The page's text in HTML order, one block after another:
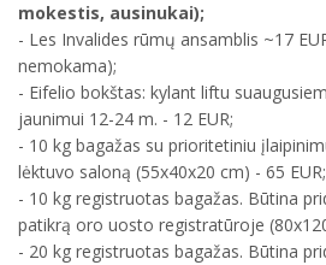
mokestis, ausinukai);
- Les Invalides rūmų ansamblis ~17
nemokama);
- Eifelio bokštas: kylant liftu
jaunimui 12-24 m. - 12 EUR;
- 10 kg bagažas su prioritetiniu
lėktuvo saloną (55x40x20 cm) - 65 EUR;
- 10 kg registruotas bagažas. Būtina
patikrą oro uosto registratūroje
- 20 kg registruotas bagažas. Būtina